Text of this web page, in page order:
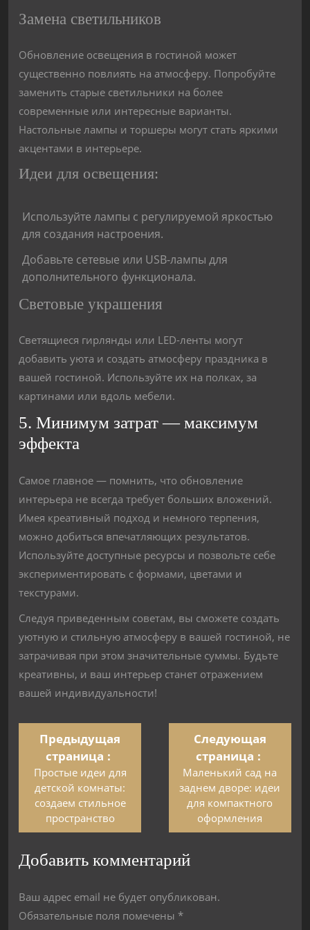
Замена светильников
Обновление освещения в гостиной может
существенно повлиять на атмосферу. Попробуйте
заменить старые светильники на более
современные или интересные варианты.
Настольные лампы и торшеры могут стать яркими
акцентами в интерьере.
Идеи для освещения:
Используйте лампы с регулируемой яркостью
для создания настроения.
Добавьте сетевые или USB-лампы для
дополнительного функционала.
Световые украшения
Светящиеся гирлянды или LED-ленты могут
добавить уюта и создать атмосферу праздника в
вашей гостиной. Используйте их на полках, за
картинами или вдоль мебели.
5. Минимум затрат — максимум
эффекта
Самое главное — помнить, что обновление
интерьера не всегда требует больших вложений.
Имея креативный подход и немного терпения,
можно добиться впечатляющих результатов.
Используйте доступные ресурсы и позвольте себе
экспериментировать с формами, цветами и
текстурами.
Следуя приведенным советам, вы сможете создать
уютную и стильную атмосферу в вашей гостиной, не
затрачивая при этом значительные суммы. Будьте
креативны, и ваш интерьер станет отражением
вашей индивидуальности!
Предыдущая
страница
Простые идеи для
детской комнаты:
создаем стильное
пространство
Следующая
страница
Маленький сад на
заднем дворе: идеи
для компактного
оформления
Добавить комментарий
Ваш адрес email не будет опубликован.
Обязательные поля помечены *